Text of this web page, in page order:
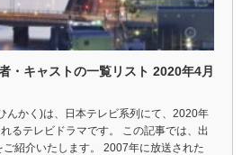
キャストの一覧リスト 2020年4月
んかく)は、日本テレビ系列にて、2020年
るテレビドラマです。 この記事では、出
紹介いたします。 2007年に放送された